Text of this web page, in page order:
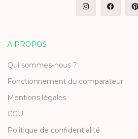
A PROPOS
Qui sommes-nous ?
Fonctionnement du comparateur
Mentions légales
CGU
Politique de confidentialité